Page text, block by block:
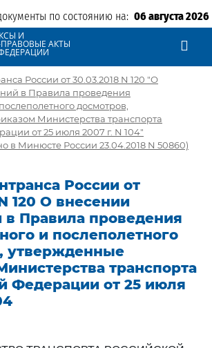
по состоянию на: 06 августа 2026
И
АКТЫ
России от 30.03.2018 N 120 "О
в Правила проведения
досмотров,
Министерства транспорта
от 25 июля 2007 г. N 104"
в Минюсте России 23.04.2018 N 50860)
России от
120 О внесении
в Правила проведения
и послеполетного
утвержденные
транспорта
Федерации от 25 июля